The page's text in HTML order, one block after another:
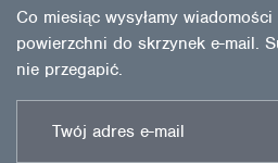
Co miesiąc wysyłamy
powierzchni do skrzynek e-mail.
nie przegapić.